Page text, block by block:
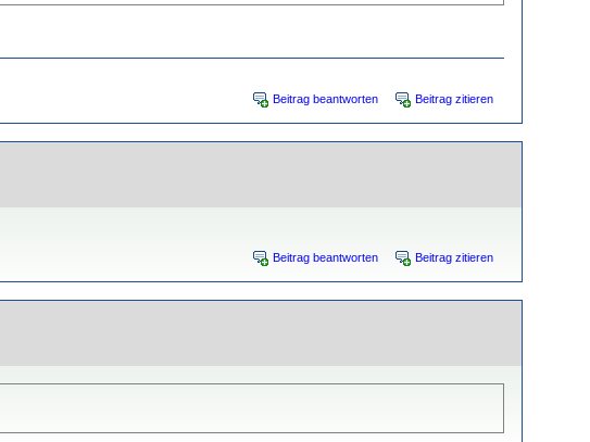
Beitrag beantworten Beitrag zitieren
Beitrag beantworten Beitrag zitieren